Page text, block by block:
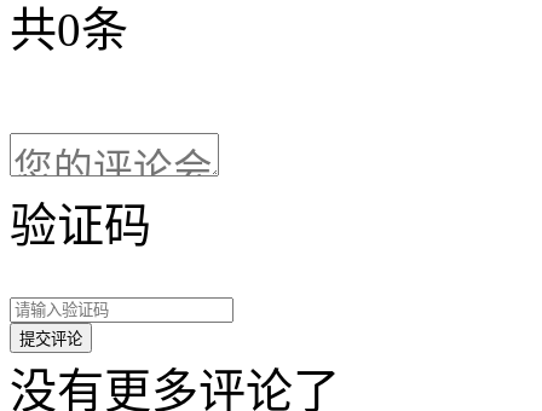
共0条
验证码
没有更多评论了